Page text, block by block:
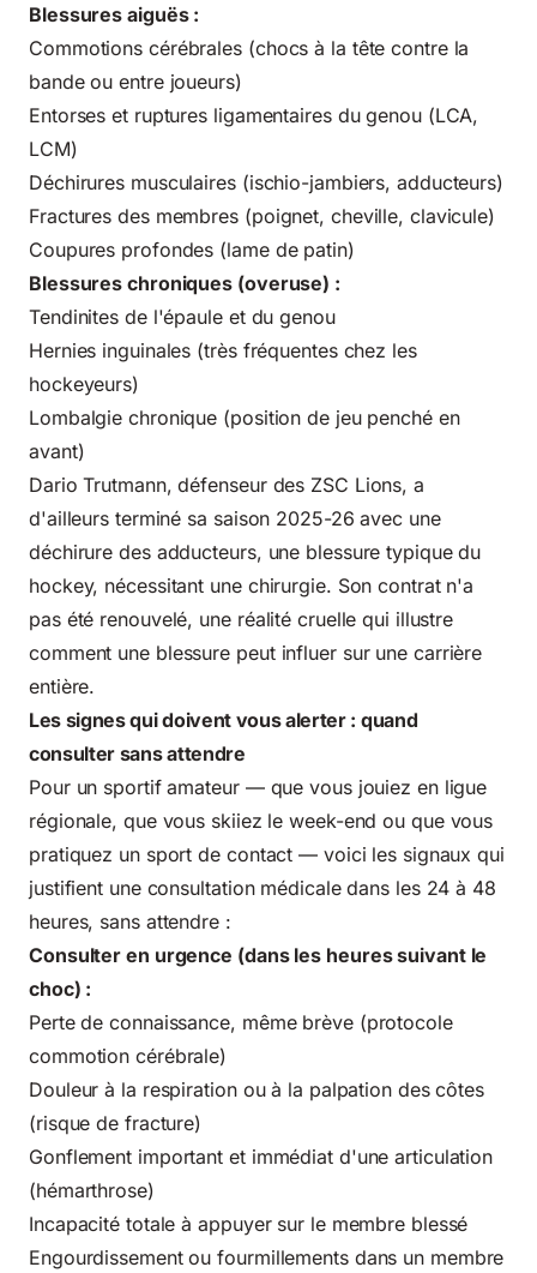
Blessures aiguës :
Commotions cérébrales (chocs à la tête contre la
bande ou entre joueurs)
Entorses et ruptures ligamentaires du genou (LCA,
LCM)
Déchirures musculaires (ischio-jambiers, adducteurs)
Fractures des membres (poignet, cheville, clavicule)
Coupures profondes (lame de patin)
Blessures chroniques (overuse) :
Tendinites de l'épaule et du genou
Hernies inguinales (très fréquentes chez les
hockeyeurs)
Lombalgie chronique (position de jeu penché en
avant)
Dario Trutmann, défenseur des ZSC Lions, a
d'ailleurs terminé sa saison 2025-26 avec une
déchirure des adducteurs, une blessure typique du
hockey, nécessitant une chirurgie. Son contrat n'a
pas été renouvelé, une réalité cruelle qui illustre
comment une blessure peut influer sur une carrière
entière.
Les signes qui doivent vous alerter : quand
consulter sans attendre
Pour un sportif amateur — que vous jouiez en ligue
régionale, que vous skiiez le week-end ou que vous
pratiquez un sport de contact — voici les signaux qui
justifient une consultation médicale dans les 24 à 48
heures, sans attendre :
Consulter en urgence (dans les heures suivant le
choc) :
Perte de connaissance, même brève (protocole
commotion cérébrale)
Douleur à la respiration ou à la palpation des côtes
(risque de fracture)
Gonflement important et immédiat d'une articulation
(hémarthrose)
Incapacité totale à appuyer sur le membre blessé
Engourdissement ou fourmillements dans un membre